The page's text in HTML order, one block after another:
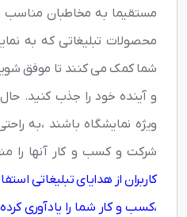
مستقیما به مخاطبان مناسب
محصولات تبلیغاتی که به
شما کمک می کنند تا موفق
و آینده خود را جذب کنید. حال
ویژه نمایشگاه باشند ،به
شرکت و کسب و کار آنها را
کاربران از هدایای تبلیغاتی
،کسب و کار شما را یادآوری